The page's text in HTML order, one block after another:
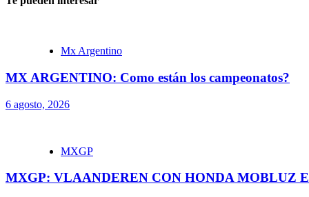
Mx Argentino
MX ARGENTINO: Como están los campeonatos?
6 agosto, 2026
MXGP
MXGP: VLAANDEREN CON HONDA MOBLUZ